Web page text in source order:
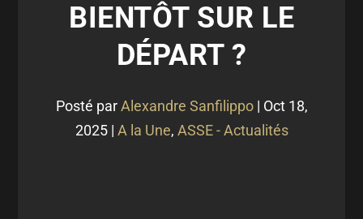
BIENTÔT SUR LE
DÉPART ?
Posté parAlexandre Sanfilippo| Oct 18,
2025| A la Une, ASSE - Actualités